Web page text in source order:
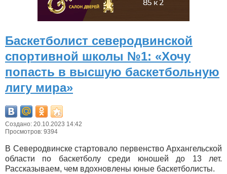
Баскетболист северодвинской
спортивной школы №1: «Хочу
попасть в высшую баскетбольную
лигу мира»
Создано: 20.10.2023 14:42
Просмотров: 9394
В Северодвинске стартовало первенство Архангельской
области по баскетболу среди юношей до 13 лет.
Рассказываем, чем вдохновлены юные баскетболисты.